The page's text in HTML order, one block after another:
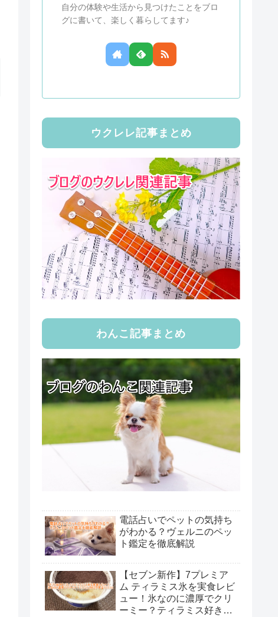
自分の体験や生活から見つけたことをブロ
グに書いて、楽しく暮らしてます♪
ウクレレ記事まとめ
わんこ記事まとめ
電話占いでペットの気持ち
がわかる？ヴェルニのペッ
ト鑑定を徹底解説
【セブン新作】7プレミア
ム ティラミス氷を実食レビ
ュー！氷なのに濃厚でクリ
ーミー？ティラミス好きが